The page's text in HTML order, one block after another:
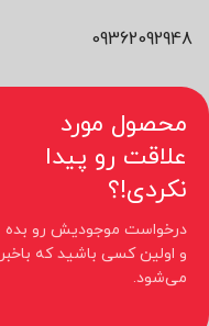
09362092948
محصول مورد
علاقت رو پیدا
نکردی!؟
درخواست موجودیش رو بده
و اولین کسی باشید که باخبر
می‌شود.